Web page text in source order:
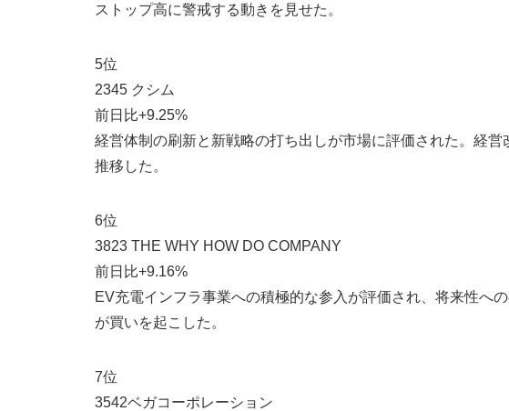
ストップ高に警戒する動きを見せた。
5位
2345 クシム
前日比+9.25%
経営体制の刷新と新戦略の打ち出しが市場に評価された。経
推移した。
6位
3823 THE WHY HOW DO COMPANY
前日比+9.16%
EV充電インフラ事業への積極的な参入が評価され、将来性へ
が買いを起こした。
7位
3542ベガコーポレーション